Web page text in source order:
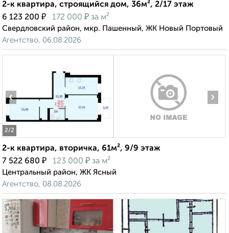
2-к квартира, строящийся дом, 36м², 2/17 этаж
6 123 200 ₽ 172 000 ₽ за м²
Свердловский район, мкр. Пашенный, ЖК Новый Портовый
Агентство, 06.08.2026
2/2
‹ ›
2-к квартира, вторичка, 61м², 9/9 этаж
7 522 680 ₽ 123 000 ₽ за м²
Центральный район, ЖК Ясный
Агентство, 08.08.2026